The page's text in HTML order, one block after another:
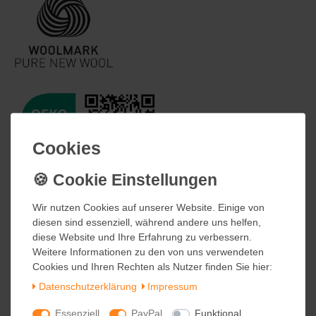
Cookies
Wir nutzen Cookies auf unserer Website. Einige von
diesen sind essenziell, während andere uns helfen,
diese Website und Ihre Erfahrung zu verbessern.
Weitere Informationen zu den von uns verwendeten
Cookies und Ihren Rechten als Nutzer finden Sie hier:
Daten­schutz­erklärung
Impressum
Essenziell PayPal Funktional
Cookies
Wir nutzen Cookies auf unserer Website. Einige von
diesen sind essenziell, während andere uns helfen,
diese Website und Ihre Erfahrung zu verbessern.
Weitere Informationen zu den von uns verwendeten
Cookies und Ihren Rechten als Nutzer finden Sie hier:
Daten­schutz­erklärung
Impressum
Essenziell PayPal Funktional